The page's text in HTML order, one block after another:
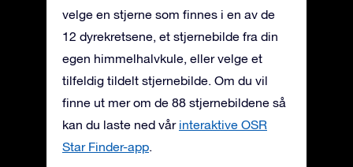
velge en stjerne som finnes i en av de
12 dyrekretsene, et stjernebilde fra din
egen himmelhalvkule, eller velge et
tilfeldig tildelt stjernebilde. Om du vil
finne ut mer om de 88 stjernebildene så
kan du laste ned vår interaktive OSR
Star Finder-app.